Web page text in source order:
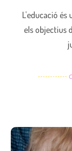
L'educació
els objectius